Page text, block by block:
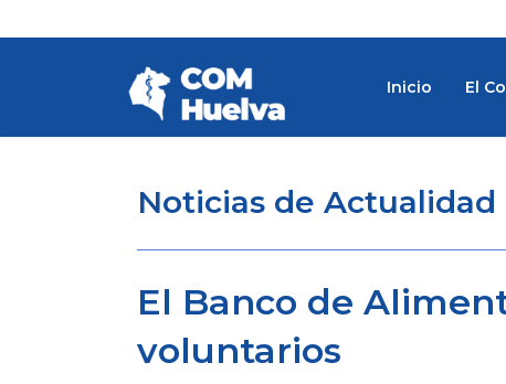
al
Inicio El
Noticias de Actualidad
El Banco de
voluntarios